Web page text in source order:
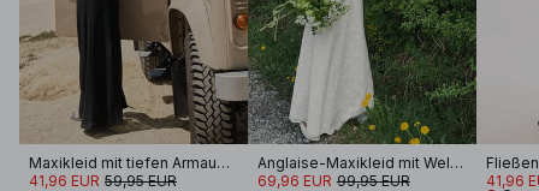
Maxikleid mit tiefen Armausschnitten
41,96 EUR 59,95 EUR
Anglaise-Maxikleid mit Wellenkante
69,96 EUR 99,95 EUR
41,96